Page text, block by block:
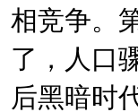
相竞争。
了，人口
后黑暗时